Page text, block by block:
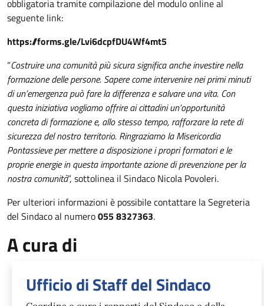
obbligatoria tramite compilazione del modulo online al
seguente link:
https://forms.gle/Lvi6dcpfDU4Wf4mt5
“Costruire una comunità più sicura significa anche investire nella
formazione delle persone. Sapere come intervenire nei primi minuti
di un’emergenza può fare la differenza e salvare una vita. Con
questa iniziativa vogliamo offrire ai cittadini un’opportunità
concreta di formazione e, allo stesso tempo, rafforzare la rete di
sicurezza del nostro territorio. Ringraziamo la Misericordia
Pontassieve per mettere a disposizione i propri formatori e le
proprie energie in questa importante azione di prevenzione per la
nostra comunità”, sottolinea il Sindaco Nicola Povoleri.
Per ulteriori informazioni è possibile contattare la Segreteria
del Sindaco al numero055 8327363.
A cura di
Ufficio di Staff del Sindaco